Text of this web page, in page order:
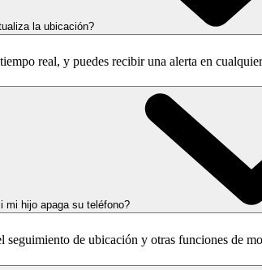
la ubicación?
real, y puedes recibir una alerta en
mi hijo apaga su teléfono?
seguimiento de ubicación y otras funciones de